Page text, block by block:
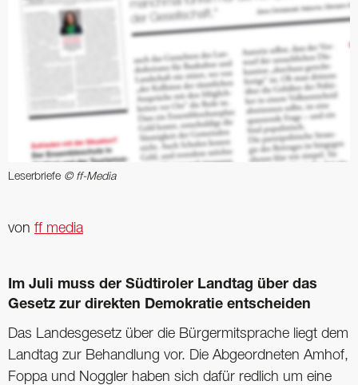
Leserbriefe © ff-Media
von ff media
Im Juli muss der Südtiroler Landtag über das
Gesetz zur direkten ­Demokratie entscheiden
Das Landesgesetz über die Bürgermitsprache liegt dem
Landtag zur Behandlung vor. Die Abgeordneten Amhof,
Foppa und Noggler haben sich dafür redlich um eine